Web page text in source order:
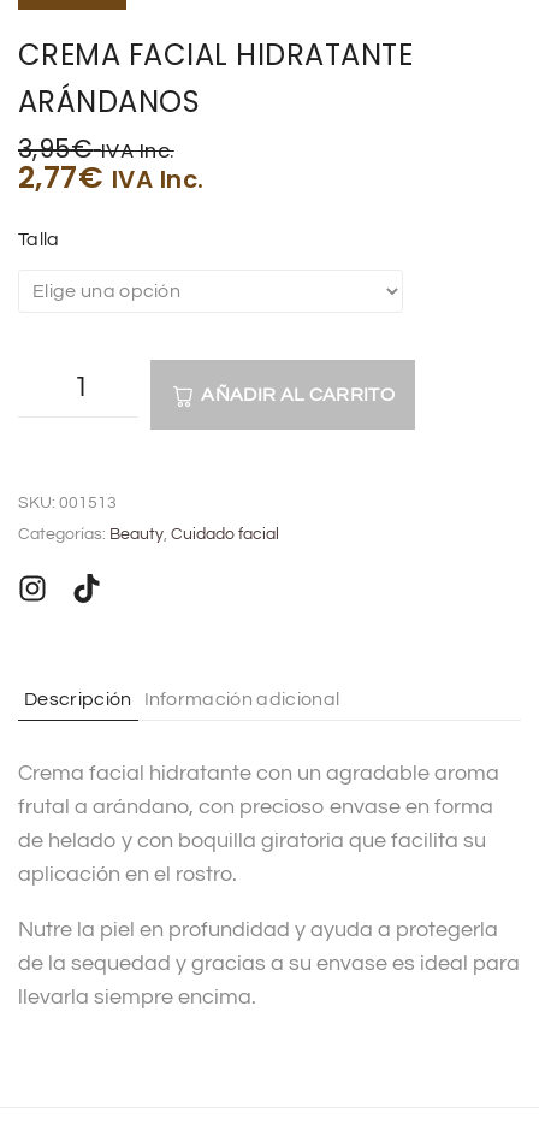
CREMA FACIAL HIDRATANTE
ARÁNDANOS
3,95€ IVA Inc.
2,77€ IVA Inc.
Talla
AÑADIR AL CARRITO
t
r
i
e
:
SKU: 001513
Categorías: Beauty, Cuidado facial
Descripción Información adicional
Crema facial hidratante con un agradable aroma
frutal a arándano, con precioso envase en forma
de helado y con boquilla giratoria que facilita su
aplicación en el rostro.
Nutre la piel en profundidad y ayuda a protegerla
de la sequedad y gracias a su envase es ideal para
llevarla siempre encima.